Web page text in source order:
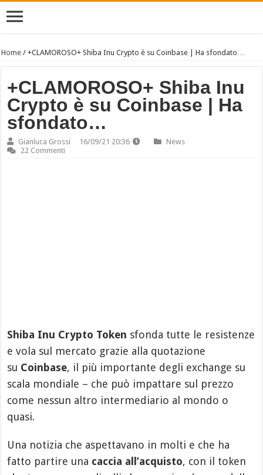
Home /+CLAMOROSO+ Shiba Inu Crypto è su Coinbase | Ha sfondato…
+CLAMOROSO+ Shiba Inu
Crypto è su Coinbase | Ha
sfondato…
Gianluca Grossi 16/09/21 20:36
News
22 Commenti
Shiba Inu Crypto Token sfonda tutte le resistenze
e vola sul mercato grazie alla quotazione
su Coinbase, il più importante degli exchange su
scala mondiale – che può impattare sul prezzo
come nessun altro intermediario al mondo o
quasi.
Una notizia che aspettavano in molti e che ha
fatto partire una caccia all’acquisto, con il token